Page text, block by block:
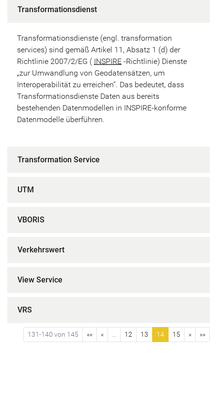
Transformationsdienst
Transformationsdienste (engl. transformation
services) sind gemäß Artikel 11, Absatz 1 (d) der
Richtlinie 2007/2/EG ( INSPIRE -Richtlinie) Dienste
„zur Umwandlung von Geodatensätzen, um
Interoperabilität zu erreichen“. Das bedeutet, dass
Transformationsdienste Daten aus bereits
bestehenden Datenmodellen in INSPIRE-konforme
Datenmodelle überführen.
Transformation Service
UTM
VBORIS
Verkehrswert
View Service
VRS
131-140 von 145 «« « 12 13 14 15 » »»